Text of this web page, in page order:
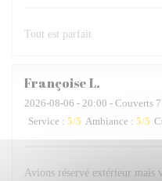
Tout est parfait
FrançoiseL
2026-08-06 - 20:00 - Couverts 7
Service : 5/5 Ambiance : 5/5
Avions réservé extérieur mais